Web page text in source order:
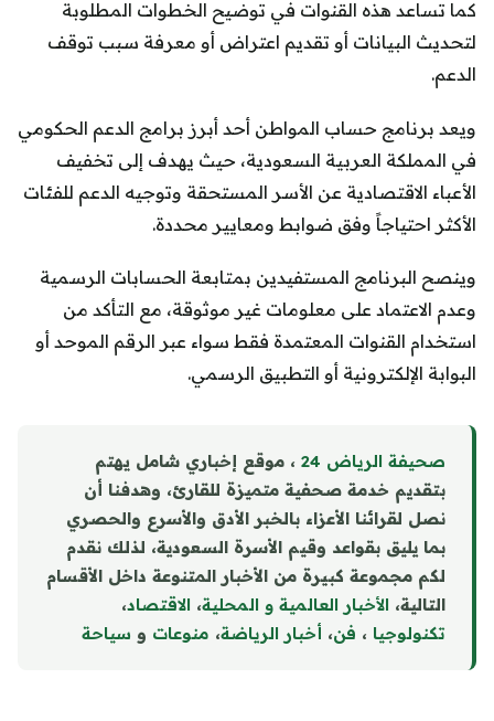
كما تساعد هذه القنوات في توضيح الخطوات المطلوبة
لتحديث البيانات أو تقديم اعتراض أو معرفة سبب توقف
الدعم.
ويعد برنامج حساب المواطن أحد أبرز برامج الدعم الحكومي
في المملكة العربية السعودية، حيث يهدف إلى تخفيف
الأعباء الاقتصادية عن الأسر المستحقة وتوجيه الدعم للفئات
الأكثر احتياجاً وفق ضوابط ومعايير محددة.
وينصح البرنامج المستفيدين بمتابعة الحسابات الرسمية
وعدم الاعتماد على معلومات غير موثوقة، مع التأكد من
استخدام القنوات المعتمدة فقط سواء عبر الرقم الموحد أو
البوابة الإلكترونية أو التطبيق الرسمي.
صحيفة الرياض 24
، موقع إخباري شامل يهتم
بتقديم خدمة صحفية متميزة للقارئ، وهدفنا أن
نصل لقرائنا الأعزاء بالخبر الأدق والأسرع والحصري
بما يليق بقواعد وقيم الأسرة السعودية، لذلك نقدم
لكم مجموعة كبيرة من الأخبار المتنوعة داخل الأقسام
التالية، الأخبار العالمية و المحلية، الاقتصاد،
تكنولوجيا ، فن، أخبار الرياضة، منوعات و سياحة